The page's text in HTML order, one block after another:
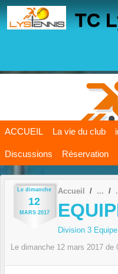
TC
ACCUEIL La vie du club
Discussions Réservation
Le dimanche
12
MARS 2017
Accueil
Division 3
Le dimanche 12 mars 2017 de
Panneau de gestion des